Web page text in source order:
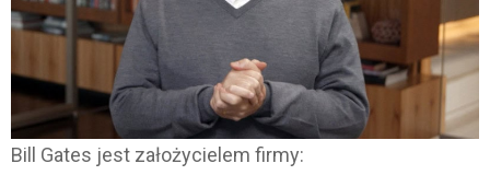
Bill Gates jest założycielem firmy: